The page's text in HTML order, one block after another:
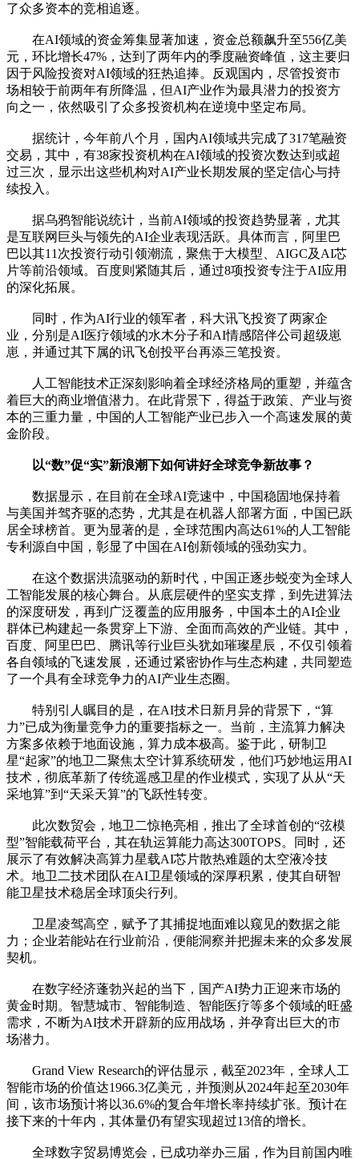
了众多资本的竞相追逐。
在AI领域的资金筹集显著加速，资金总额飙升至556亿美
元，环比增长47%，达到了两年内的季度融资峰值，这主要归
因于风险投资对AI领域的狂热追捧。反观国内，尽管投资市
场相较于前两年有所降温，但AI产业作为最具潜力的投资方
向之一，依然吸引了众多投资机构在逆境中坚定布局。
据统计，今年前八个月，国内AI领域共完成了317笔融资
交易，其中，有38家投资机构在AI领域的投资次数达到或超
过三次，显示出这些机构对AI产业长期发展的坚定信心与持
续投入。
据乌鸦智能说统计，当前AI领域的投资趋势显著，尤其
是互联网巨头与领先的AI企业表现活跃。具体而言，阿里巴
巴以其11次投资行动引领潮流，聚焦于大模型、AIGC及AI芯
片等前沿领域。百度则紧随其后，通过8项投资专注于AI应用
的深化拓展。
同时，作为AI行业的领军者，科大讯飞投资了两家企
业，分别是AI医疗领域的水木分子和AI情感陪伴公司超级崽
崽，并通过其下属的讯飞创投平台再添三笔投资。
人工智能技术正深刻影响着全球经济格局的重塑，并蕴含
着巨大的商业增值潜力。在此背景下，得益于政策、产业与资
本的三重力量，中国的人工智能产业已步入一个高速发展的黄
金阶段。
以“数”促“实”新浪潮下如何讲好全球竞争新故事？
数据显示，在目前在全球AI竞速中，中国稳固地保持着
与美国并驾齐驱的态势，尤其是在机器人部署方面，中国已跃
居全球榜首。更为显著的是，全球范围内高达61%的人工智能
专利源自中国，彰显了中国在AI创新领域的强劲实力。
在这个数据洪流驱动的新时代，中国正逐步蜕变为全球人
工智能发展的核心舞台。从底层硬件的坚实支撑，到先进算法
的深度研发，再到广泛覆盖的应用服务，中国本土的AI企业
群体已构建起一条贯穿上下游、全面而高效的产业链。其中，
百度、阿里巴巴、腾讯等行业巨头犹如璀璨星辰，不仅引领着
各自领域的飞速发展，还通过紧密协作与生态构建，共同塑造
了一个具有全球竞争力的AI产业生态圈。
特别引人瞩目的是，在AI技术日新月异的背景下，“算
力”已成为衡量竞争力的重要指标之一。当前，主流算力解决
方案多依赖于地面设施，算力成本极高。鉴于此，研制卫
星“起家”的地卫二聚焦太空计算系统研发，他们巧妙地运用AI
技术，彻底革新了传统遥感卫星的作业模式，实现了从从“天
采地算”到“天采天算”的飞跃性转变。
此次数贸会，地卫二惊艳亮相，推出了全球首创的“弦模
型”智能载荷平台，其在轨运算能力高达300TOPS。同时，还
展示了有效解决高算力星载AI芯片散热难题的太空液冷技
术。地卫二技术团队在AI卫星领域的深厚积累，使其自研智
能卫星技术稳居全球顶尖行列。
卫星凌驾高空，赋予了其捕捉地面难以窥见的数据之能
力；企业若能站在行业前沿，便能洞察并把握未来的众多发展
契机。
在数字经济蓬勃兴起的当下，国产AI势力正迎来市场的
黄金时期。智慧城市、智能制造、智能医疗等多个领域的旺盛
需求，不断为AI技术开辟新的应用战场，并孕育出巨大的市
场潜力。
Grand View Research的评估显示，截至2023年，全球人工
智能市场的价值达1966.3亿美元，并预测从2024年起至2030年
间，该市场预计将以36.6%的复合年增长率持续扩张。预计在
接下来的十年内，其体量仍有望实现超过13倍的增长。
全球数字贸易博览会，已成功举办三届，作为目前国内唯